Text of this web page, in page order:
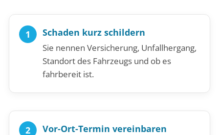
Schaden kurz schildern
Sie nennen Versicherung, Unfallhergang,
Standort des Fahrzeugs und ob es
fahrbereit ist.
Vor-Ort-Termin vereinbaren